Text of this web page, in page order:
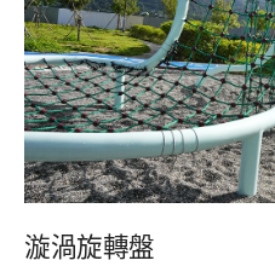
漩渦旋轉盤